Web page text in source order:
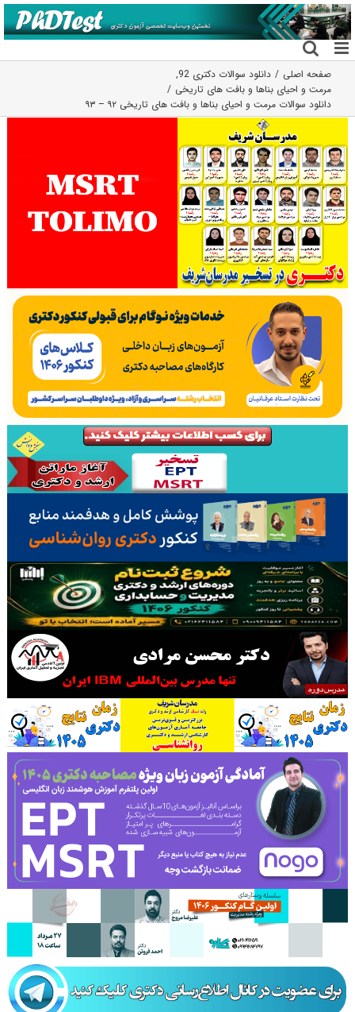
رفتن
به
محتوا
صفحه اصلی دانلود سوالات دکتری 92
,
مرمت و احیای بناها و بافت های تاریخی
دانلود سوالات مرمت و احیای بناها و بافت های تاریخی ۹۲ – ۹۳